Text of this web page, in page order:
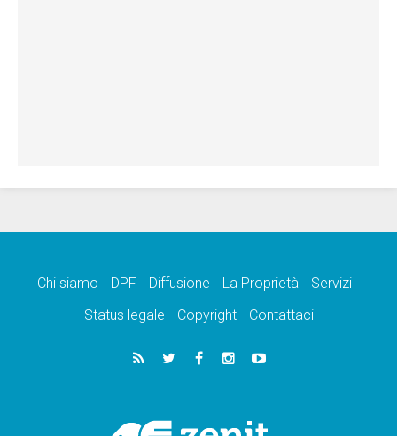
Chi siamo DPF Diffusione La Proprietà
Servizi
Status legale
Copyright Contattaci